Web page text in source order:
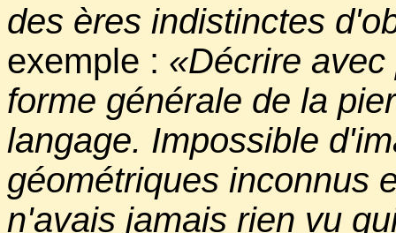
des ères indistinctes
exemple : «Décrire
forme générale de la
langage. Impossible
géométriques inconnus
n'avais jamais rien vu